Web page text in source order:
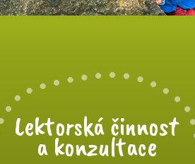
Lektorská činnost
a konzultace